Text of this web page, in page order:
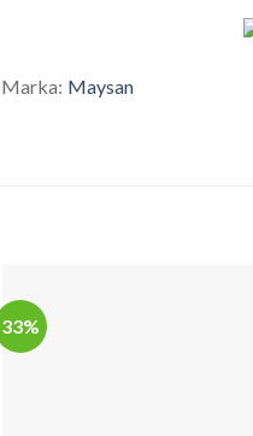
Marka: Maysan
33%